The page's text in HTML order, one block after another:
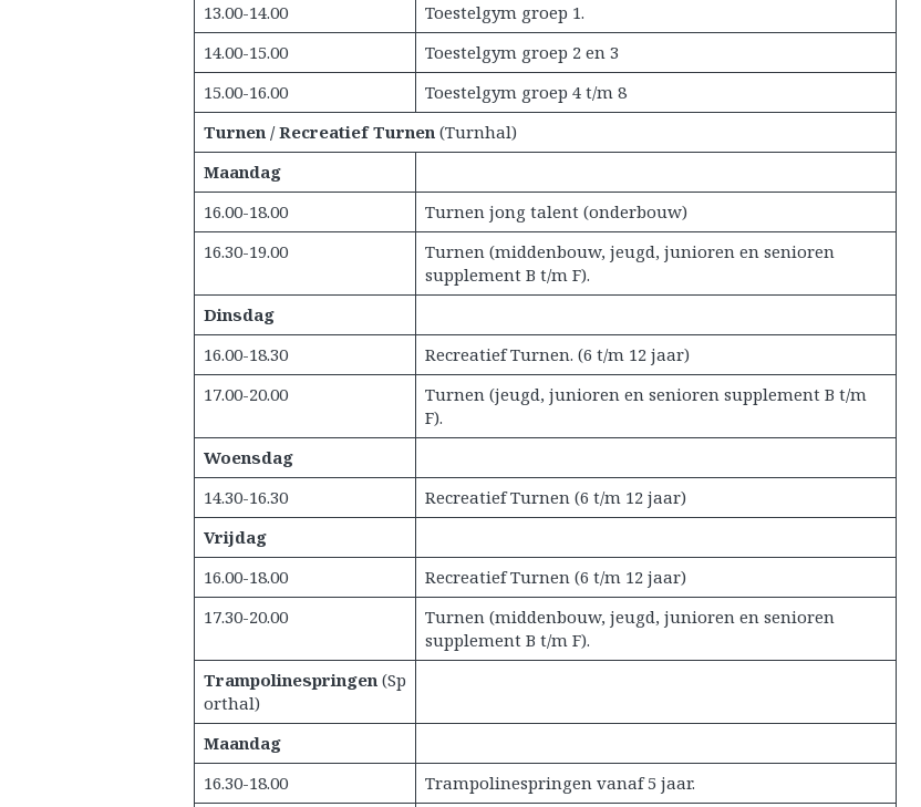
13.00-14.00
Toestelgym groep 1.
14.00-15.00
Toestelgym groep 2 en 3
15.00-16.00
Toestelgym groep 4 t/m 8
Turnen / Recreatief Turnen(Turnhal)
Maandag
16.00-18.00
Turnen jong talent (onderbouw)
16.30-19.00
Turnen (middenbouw, jeugd, junioren en senioren
supplement B t/m F).
Dinsdag
16.00-18.30
Recreatief Turnen. (6 t/m 12 jaar)
17.00-20.00
Turnen (jeugd, junioren en senioren supplement B t/m
F).
Woensdag
14.30-16.30
Recreatief Turnen (6 t/m 12 jaar)
Vrijdag
16.00-18.00
Recreatief Turnen (6 t/m 12 jaar)
17.30-20.00
Turnen (middenbouw, jeugd, junioren en senioren
supplement B t/m F).
Trampolinespringen(Sp
orthal)
Maandag
16.30-18.00
Trampolinespringen vanaf 5 jaar.